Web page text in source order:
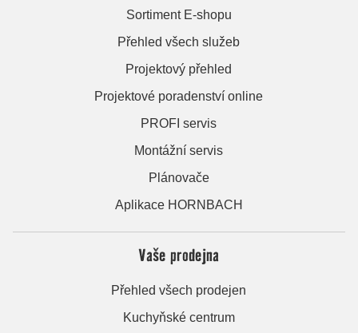
Sortiment E-shopu
Přehled všech služeb
Projektový přehled
Projektové poradenství online
PROFI servis
Montážní servis
Plánovače
Aplikace HORNBACH
Vaše prodejna
Přehled všech prodejen
Kuchyňské centrum